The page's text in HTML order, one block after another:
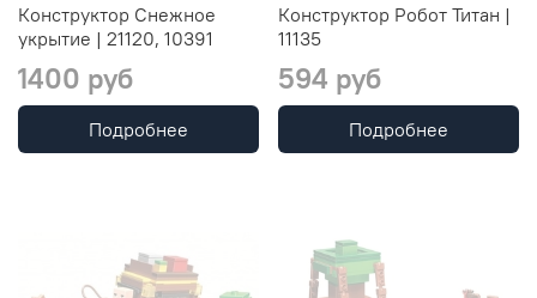
Конструктор Снежное
укрытие | 21120, 10391
1400 руб
Подробнее
Конструктор Робот Титан |
11135
594 руб
Подробнее